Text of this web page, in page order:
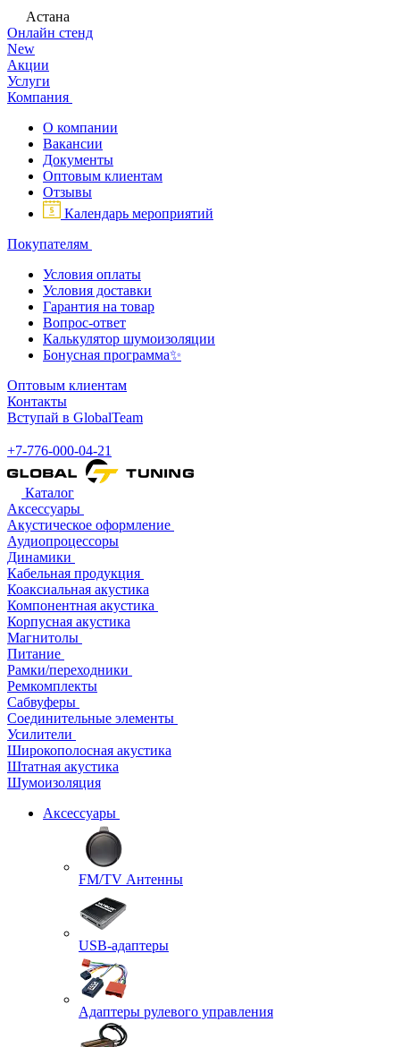
Астана
Онлайн стенд
New
Акции
Услуги
Компания
О компании
Вакансии
Документы
Оптовым клиентам
Отзывы
Календарь мероприятий
Покупателям
Условия оплаты
Условия доставки
Гарантия на товар
Вопрос-ответ
Калькулятор шумоизоляции
Бонусная программа✨
Оптовым клиентам
Контакты
Вступай в GlobalTeam
+7-776-000-04-21
Каталог
Аксессуары
Акустическое оформление
Аудиопроцессоры
Динамики
Кабельная продукция
Коаксиальная акустика
Компонентная акустика
Корпусная акустика
Магнитолы
Питание
Рамки/переходники
Ремкомплекты
Сабвуферы
Соединительные элементы
Усилители
Широкополосная акустика
Штатная акустика
Шумоизоляция
Аксессуары
FM/TV Антенны
USB-адаптеры
Адаптеры рулевого управления